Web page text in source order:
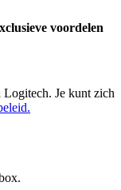
voordelen
Je kunt zich